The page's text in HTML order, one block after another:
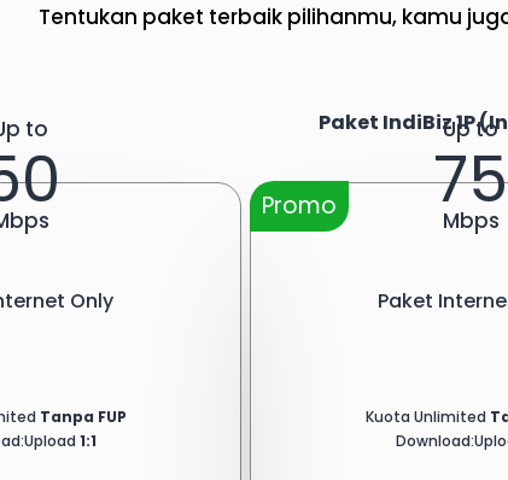
Tentukan paket terbaik pilihanmu, kamu
Paket IndiBiz 1P
to
Only
Tanpa FUP
1:1
Promo
Up to
75
Mbps
Paket
Kuota Unlimited